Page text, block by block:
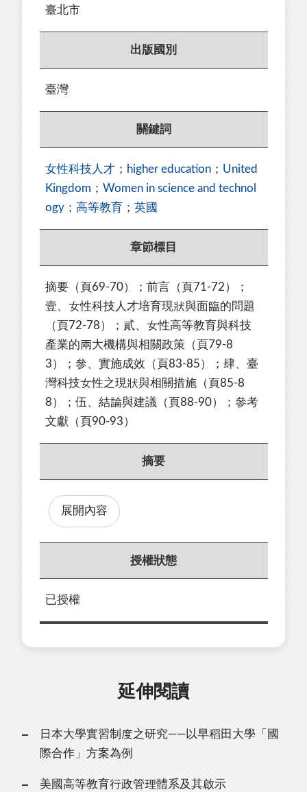
臺北市
出版國別
臺灣
關鍵詞
女性科技人才 ； higher education ； United
Kingdom ； Women in science and technol
ogy ； 高等教育 ； 英國
章節標目
摘要（頁69-70）；前言（頁71-72）；
壹、女性科技人才培育現狀與面臨的問題
（頁72-78）；貳、女性高等教育與科技
產業的兩大機構與相關政策（頁79-8
3）；參、實施成效（頁83-85）；肆、臺
灣科技女性之現狀與相關措施（頁85-8
8）；伍、結論與建議（頁88-90）；參考
文獻（頁90-93）
摘要
展開內容
授權狀態
已授權
延伸閱讀
日本大學實習制度之研究——以早稻田大學「國
際合作」方案為例
美國高等教育行政管理體系及其啟示